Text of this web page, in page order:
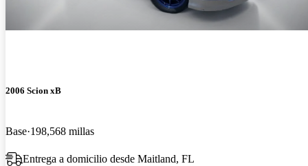
2006 Scion xB
Base 198,568 millas
Entrega a domicilio desde Maitland, FL